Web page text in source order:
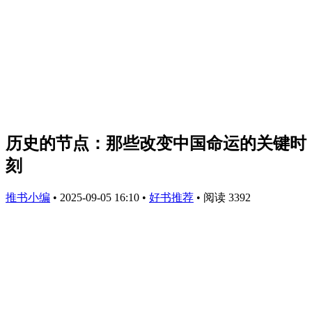
历史的节点：那些改变中国命运的关键时
刻
推书小编 • 2025-09-05 16:10 • 好书推荐 • 阅读 3392